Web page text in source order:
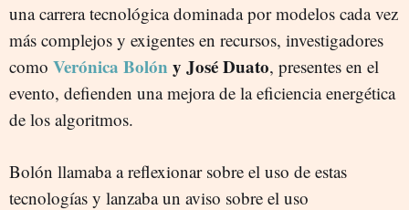
una carrera tecnológica dominada por modelos cada vez
más complejos y exigentes en recursos, investigadores
como Verónica Bolón y José Duato, presentes en el
evento, defienden una mejora de la eficiencia energética
de los algoritmos.
Bolón llamaba a reflexionar sobre el uso de estas
tecnologías y lanzaba un aviso sobre el uso